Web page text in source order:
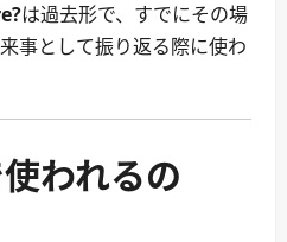
は過去形で、すでにその場
事として振り返る際に使わ
われるの